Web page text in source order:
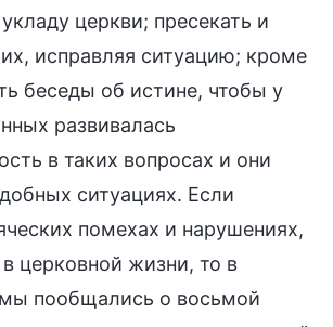
церкви; пресекать и
исправляя ситуацию; кроме
беседы об истине, чтобы у
развивалась
в таких вопросах и они
ситуациях. Если
помехах и нарушениях,
церковной жизни, то в
пообщались о восьмой